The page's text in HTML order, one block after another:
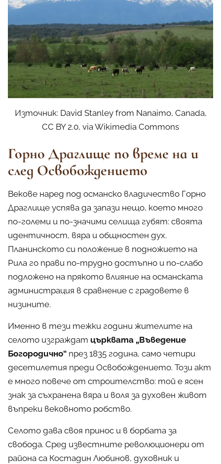
Източник: David Stanley from Nanaimo, Canada,
CC BY 2.0, via Wikimedia Commons
Горно Драглище по време на и
след Освобождението
Векове наред под османско владичество Горно
Драглище успява да запази нещо, което много
по-големи и по-значими селища губят: своята
идентичност, вяра и общностен дух.
Планинското си положение в подножието на
Рила го прави по-трудно достъпно и по-слабо
подложено на прякото влияние на османската
администрация в сравнение с градовете в
низините.
Именно в тези тежки години жителите на
селото изграждат църквата „Въведение
Богородично“ през 1835 година, само четири
десетилетия преди Освобождението. Този акт
е много повече от строителство: той е ясен
знак за съхранена вяра и воля за духовен живот
въпреки вековното робство.
Селото дава своя принос и в борбата за
свобода. Сред известните революционери от
района са Костадин Любинов, духовник и